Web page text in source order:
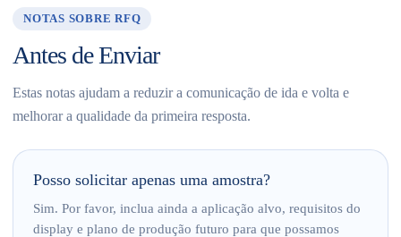
NOTAS SOBRE RFQ
Antes de Enviar
Estas notas ajudam a reduzir a comunicação de ida e volta e
melhorar a qualidade da primeira resposta.
Posso solicitar apenas uma amostra?
Sim. Por favor, inclua ainda a aplicação alvo, requisitos do
display e plano de produção futuro para que possamos